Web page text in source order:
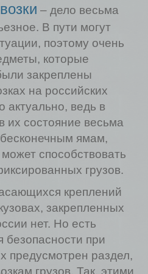
– дело весьма
В пути могут
поэтому очень
которые
закреплены
на российских
актуально, ведь в
их состояние весьма
ямам,
способствовать
грузов.
креплений
закрепленных
нет. Но есть
безопасности при
предусмотрен раздел,
грузов. Так, этими